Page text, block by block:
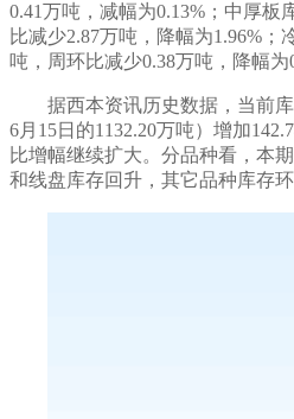
0.41万吨， 减幅为0.13%；中厚板
比减少2.87万吨， 降幅为1.96%；
吨， 周环比减少0.38万吨， 降幅为
据西本资讯历史数据，当前
6月 15日的1132.20万吨） 增加
比增幅继续扩大。分品种看，本
和线盘库存回升，其它品种库存